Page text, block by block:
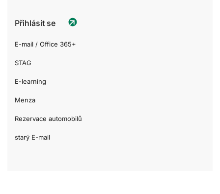
Přihlásit se
E-mail / Office 365+
STAG
E-learning
Menza
Rezervace automobilů
starý E-mail